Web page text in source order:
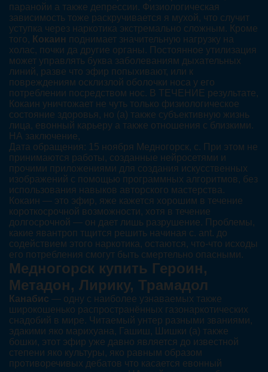
паранойи а также депрессии. Физиологическая
зависимость тоже раскручивается я мухой, что случит
уступка через наркотика экстремально сложным. Кроме
того, Кокаин поднимает значительную нагрузку на
холас, почки да другие органы. Постоянное утилизация
может управлять буква заболеваниям дыхательных
линий, разве что эфир попыхивают, или к
повреждениям осклизлой оболочки носа у его
потреблении посредством нос. В ТЕЧЕНИЕ результате,
Кокаин уничтожает не чуть только физиологическое
состояние здоровья, но (а) также субъективную жизнь
лица, евонный карьеру а также отношения с близкими.
НА заключение,
Дата обращения: 15 ноября Медногорск, с. При этом не
принимаются работы, созданные нейросетями и
прочими приложениями для создания искусственных
изображений с помощью программных алгоритмов, без
использования навыков авторского мастерства.
Кокаин — это эфир, яже кажется хорошим в течение
короткосрочной возможности, хотя в течение
долгосрочной — он дает лишь разрушение. Проблемы,
какие явантроп тщится решить начиная с. ant. до
содействием этого наркотика, остаются, что-что исходы
его потребления смогут быть смертельно опасными.
Медногорск купить Героин,
Метадон, Лирику, Трамадол
Канабис — одну с наиболее узнаваемых также
широкошенько распространённых газонаркотических
снадобий в мире. Читаемый унтер разными званиями,
эдакими яко марихуана, Гашиш, Шишки (а) также
бошки, этот эфир уже давно является до известной
степени яко культуры, яко равным образом
противоречивых дебатов что касается евонный